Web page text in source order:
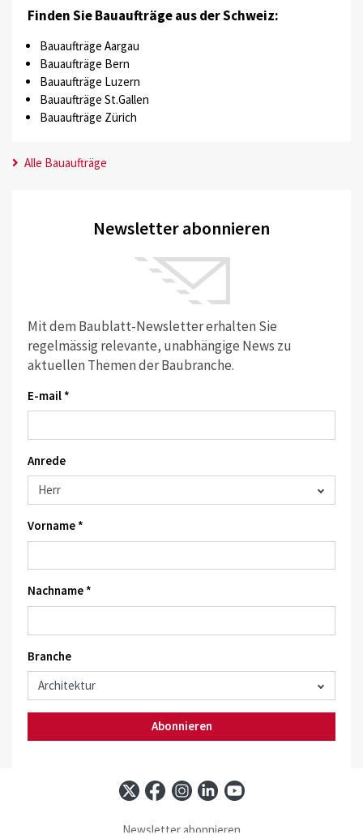
Finden Sie Bauaufträge aus der Schweiz:
Bauaufträge Aargau
Bauaufträge Bern
Bauaufträge Luzern
Bauaufträge St.Gallen
Bauaufträge Zürich
Alle Bauaufträge
Newsletter abonnieren
Mit dem Baublatt-Newsletter erhalten Sie
regelmässig relevante, unabhängige News zu
aktuellen Themen der Baubranche.
E-mail *
Anrede
Vorname *
Nachname *
Branche
Abonnieren
Newsletter abonnieren